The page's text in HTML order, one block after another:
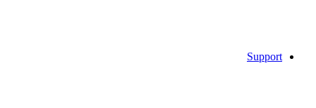
Support